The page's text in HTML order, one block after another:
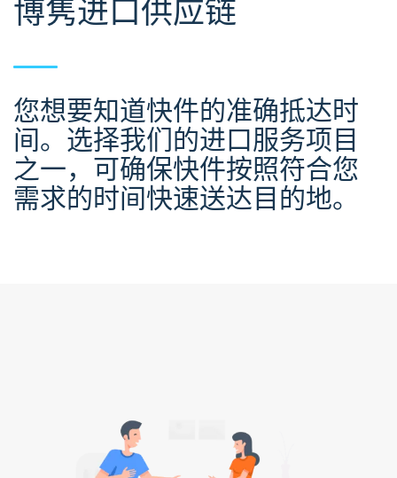
博隽进口供应链
您想要知道快件的准确抵达时
间。选择我们的进口服务项目
之一，可确保快件按照符合您
需求的时间快速送达目的地。